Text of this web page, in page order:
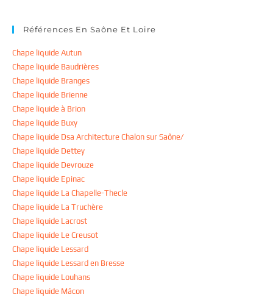
Références En Saône Et Loire
Chape liquide Autun
Chape liquide Baudrières
Chape liquide Branges
Chape liquide Brienne
Chape liquide à Brion
Chape liquide Buxy
Chape liquide Dsa Architecture Chalon sur Saône/
Chape liquide Dettey
Chape liquide Devrouze
Chape liquide Epinac
Chape liquide La Chapelle-Thecle
Chape liquide La Truchère
Chape liquide Lacrost
Chape liquide Le Creusot
Chape liquide Lessard
Chape liquide Lessard en Bresse
Chape liquide Louhans
Chape liquide Mâcon